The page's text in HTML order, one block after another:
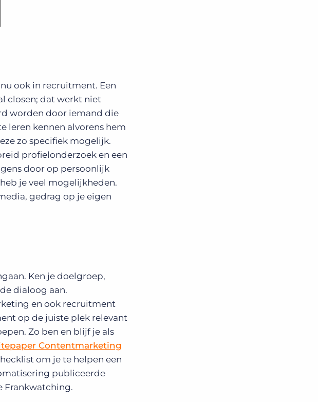
ook in recruitment. Een
closen; dat werkt niet
worden door iemand die
leren kennen alvorens hem
zo specifiek mogelijk.
profielonderzoek en een
door op persoonlijk
je veel mogelijkheden.
gedrag op je eigen
Ken je doelgroep,
dialoog aan.
en ook recruitment
op de juiste plek relevant
Zo ben en blijf je als
Contentmarketing
om je te helpen een
publiceerde
Frankwatching.